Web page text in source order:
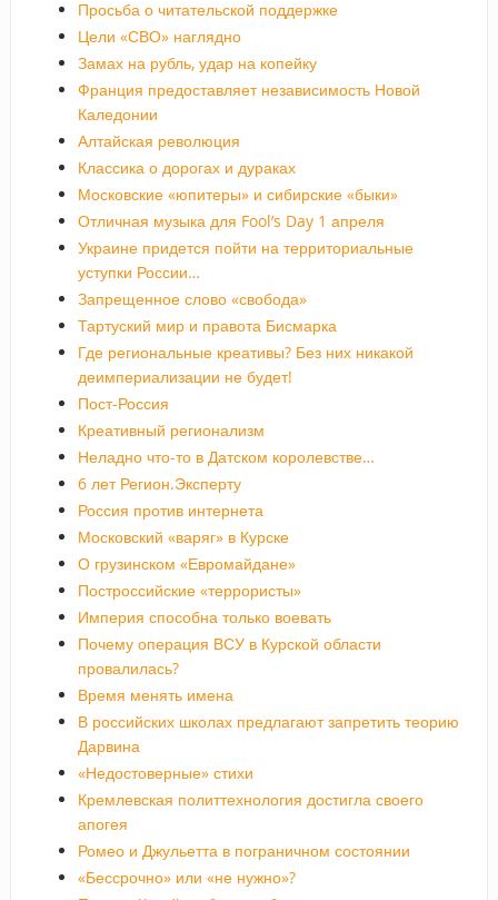
Просьба о читательской поддержке
Цели «СВО» наглядно
Замах на рубль, удар на копейку
Франция предоставляет независимость Новой
Каледонии
Алтайская революция
Классика о дорогах и дураках
Московские «юпитеры» и сибирские «быки»
Отличная музыка для Fool’s Day 1 апреля
Украине придется пойти на территориальные
уступки России…
Запрещенное слово «свобода»
Тартуский мир и правота Бисмарка
Где региональные креативы? Без них никакой
деимпериализации не будет!
Пост-Россия
Креативный регионализм
Неладно что-то в Датском королевстве…
6 лет Регион.Эксперту
Россия против интернета
Московский «варяг» в Курске
О грузинском «Евромайдане»
Построссийские «террористы»
Империя способна только воевать
Почему операция ВСУ в Курской области
провалилась?
Время менять имена
В российских школах предлагают запретить теорию
Дарвина
«Недостоверные» стихи
Кремлевская политтехнология достигла своего
апогея
Ромео и Джульетта в пограничном состоянии
«Бессрочно» или «не нужно»?